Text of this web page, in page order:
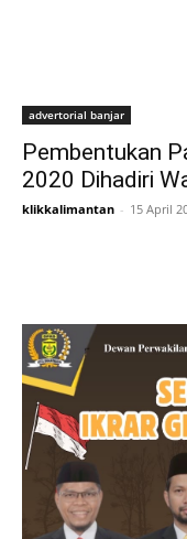
advertorial banjar
Pembentukan
2020 Dihadiri
klikkalimantan - 15 April